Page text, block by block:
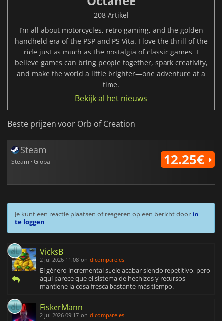
208 Artikel
I’m all about motorcycles, retro gaming, and the golden
handheld era of the PSP and PS Vita. I love the thrill of the
ride just as much as the nostalgia of classic games. I
believe games can bring people together, spark creativity,
and make the world a little brighter—one adventure at a
time.
Bekijk al het nieuws
Beste prijzen voor Orb of Creation
Steam
Steam · Global 12.25€
Je kunt een reactie plaatsen of reageren op een bericht door in
te loggen
VicksB
2 jul 2026 11:08 on dlcompare.es
El género incremental suele acabar siendo repetitivo, pero
aquí parece que el sistema de hechizos y recursos
mantiene la cosa fresca bastante más tiempo.
FiskerMann
2 jul 2026 09:17 on dlcompare.es